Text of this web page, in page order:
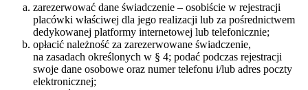
zarezerwować dane świadczenie – osobiście w rejestracji
placówki właściwej dla jego realizacji lub za pośrednictwem
dedykowanej platformy internetowej lub telefonicznie;
opłacić należność za zarezerwowane świadczenie,
na zasadach określonych w § 4; podać podczas rejestracji
swoje dane osobowe oraz numer telefonu i/lub adres poczty
elektronicznej;